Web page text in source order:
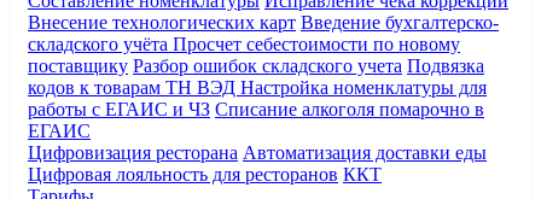
Внесение технологических карт Введение бухгалтерско-
складского учёта Просчет себестоимости по новому
поставщику Разбор ошибок складского учета Подвязка
кодов к товарам ТН ВЭД Настройка номенклатуры для
работы с ЕГАИС и ЧЗ Списание алкоголя помарочно в
ЕГАИС
Цифровизация ресторана Автоматизация доставки еды
Цифровая лояльность для ресторанов ККТ